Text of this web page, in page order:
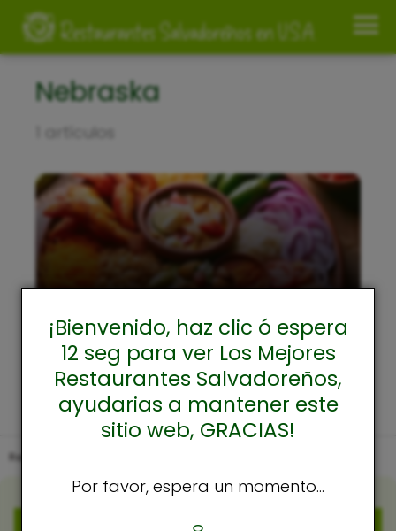
Nebraska
Omaha
Restaurantes Salvadoreños en USA
¡Bienvenido, haz clic ó espera
12 seg para ver Los Mejores
Restaurantes Salvadoreños,
ayudarias a mantener este
sitio web, GRACIAS!
Por favor, espera un momento...